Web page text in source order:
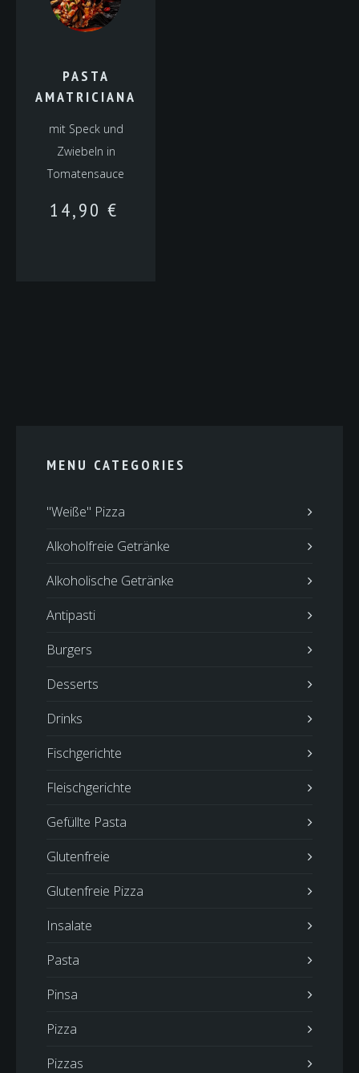
PASTA
AMATRICIANA
mit Speck und
Zwiebeln in
Tomatensauce
14,90 €
MENU CATEGORIES
"Weiße" Pizza
Alkoholfreie Getränke
Alkoholische Getränke
Antipasti
Burgers
Desserts
Drinks
Fischgerichte
Fleischgerichte
Gefüllte Pasta
Glutenfreie
Glutenfreie Pizza
Insalate
Pasta
Pinsa
Pizza
Pizzas